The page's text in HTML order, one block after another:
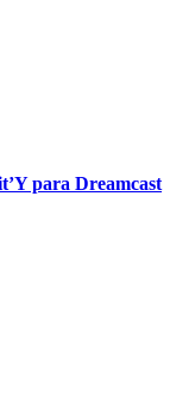
para Dreamcast